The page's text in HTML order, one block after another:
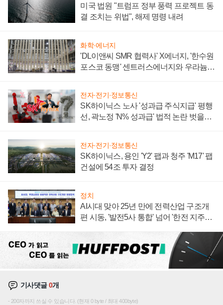
미국 법원 "트럼프 정부 풍력 프로젝트 동
결 조치는 위법", 해제 명령 내려
화학·에너지
'DL이앤씨 SMR 협력사' X에너지, '한수원
포스코 동맹' 센트러스에너지와 우라늄
전자·전기·정보통신
SK하이닉스 노사 '성과급 주식지급' 평행
선, 곽노정 'N% 성과급' 법적 논란 벗을지
전자·전기·정보통신
SK하이닉스, 용인 'Y2' 팹과 청주 'M17' 팹
건설에 54조 투자 결정
정치
AI시대 맞아 25년 만에 전력산업 구조개
편 시동, '발전5사 통합' 넘어 '한전 지주사'
기사댓글0개
200자까지 쓰실 수 있습니다. (현재 0 byte / 최대 400byte)